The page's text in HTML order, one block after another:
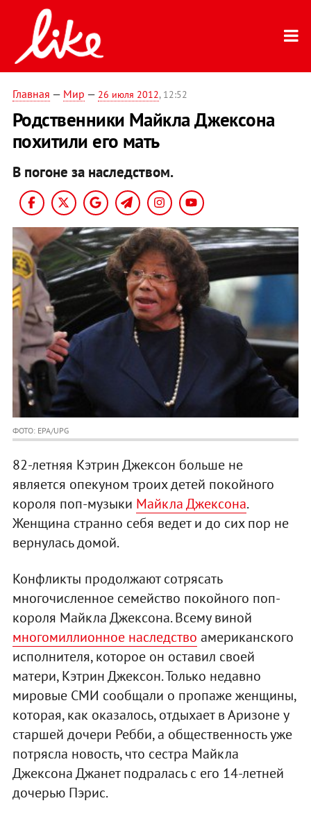
Главная — Мир — 26 июля 2012, 12:52
Родственники Майкла Джексона
похитили его мать
В погоне за наследством.
ФОТО: EPA/UPG
82-летняя Кэтрин Джексон больше не
является опекуном троих детей покойного
короля поп-музыки Майкла Джексона.
Женщина странно себя ведет и до сих пор не
вернулась домой.
Конфликты продолжают сотрясать
многочисленное семейство покойного поп-
короля Майкла Джексона. Всему виной
многомиллионное наследство американского
исполнителя, которое он оставил своей
матери, Кэтрин Джексон. Только недавно
мировые СМИ сообщали о пропаже женщины,
которая, как оказалось, отдыхает в Аризоне у
старшей дочери Ребби, а общественность уже
потрясла новость, что сестра Майкла
Джексона Джанет подралась с его 14-летней
дочерью Пэрис.